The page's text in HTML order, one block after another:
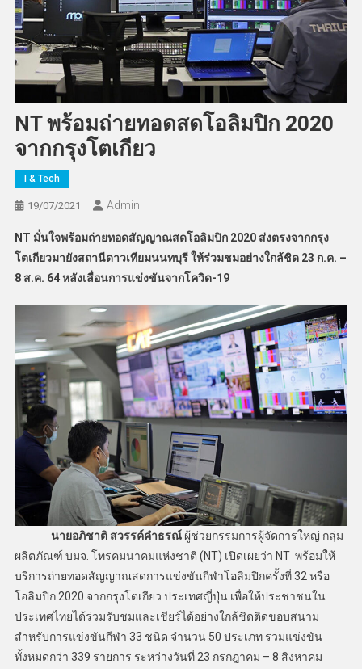
NT พร้อมถ่ายทอดสดโอลิมปิก 2020
จากกรุงโตเกียว
I & Tech
19/07/2021 Admin
NT มั่นใจพร้อมถ่ายทอดสัญญาณสดโอลิมปิก 2020 ส่งตรงจากกรุง
โตเกียวมายังสถานีดาวเทียมนนทบุรี ให้ร่วมชมอย่างใกล้ชิด 23 ก.ค. –
8 ส.ค. 64 หลังเลื่อนการแข่งขันจากโควิด-19
นายอภิชาติ สวรรค์คำธรณ์ผู้ช่วยกรรมการผู้จัดการใหญ่ กลุ่ม
ผลิตภัณฑ์ บมจ. โทรคมนาคมแห่งชาติ (NT) เปิดเผยว่า NT พร้อมให้
บริการถ่ายทอดสัญญาณสดการแข่งขันกีฬาโอลิมปิกครั้งที่ 32 หรือ
โอลิมปิก 2020 จากกรุงโตเกียว ประเทศญี่ปุ่น เพื่อให้ประชาชนใน
ประเทศไทยได้ร่วมรับชมและเชียร์ได้อย่างใกล้ชิดติดขอบสนาม
สำหรับการแข่งขันกีฬา 33 ชนิด จำนวน 50 ประเภท รวมแข่งขัน
ทั้งหมดกว่า 339 รายการ ระหว่างวันที่ 23 กรกฎาคม – 8 สิงหาคม